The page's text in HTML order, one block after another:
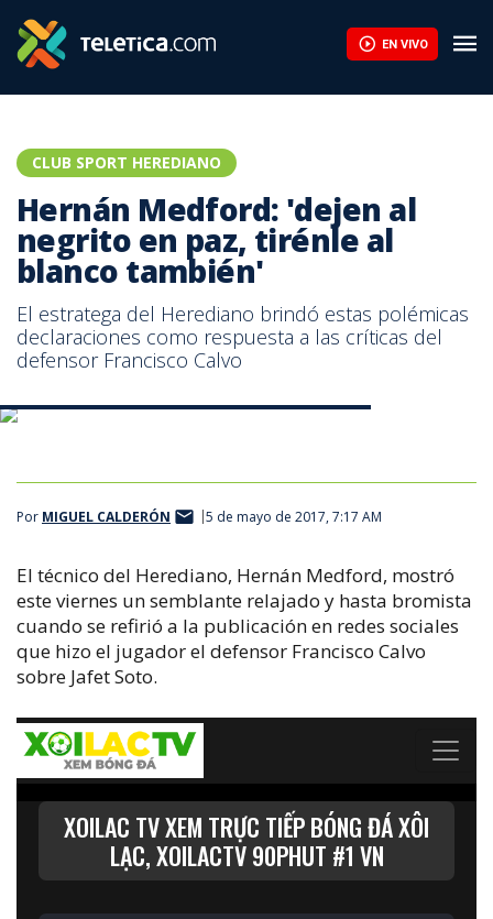
EN VIVO
CLUB SPORT HEREDIANO
Hernán Medford: 'dejen al
negrito en paz, tirénle al
blanco también'
El estratega del Herediano brindó estas polémicas
declaraciones como respuesta a las críticas del
defensor Francisco Calvo
Por MIGUEL CALDERÓN 5 de mayo de 2017, 7:17 AM
El técnico del Herediano, Hernán Medford, mostró
este viernes un semblante relajado y hasta bromista
cuando se refirió a la publicación en redes sociales
que hizo el jugador el defensor Francisco Calvo
sobre Jafet Soto.